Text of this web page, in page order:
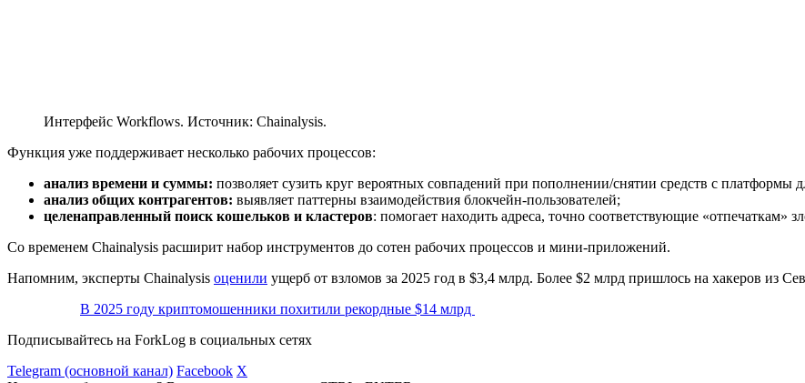
Интерфейс Workflows. Источник: Chainalysis.
Функция уже поддерживает несколько рабочих процессов:
анализ времени и суммы: позволяет сузить круг вероятных совпадений при пополнении/снятии средств с
анализ общих контрагентов: выявляет паттерны взаимодействия блокчейн-пользователей;
целенаправленный поиск кошельков и кластеров: помогает находить адреса, точно соответствующие «отпечаткам»
Со временем Chainalysis расширит набор инструментов до сотен рабочих процессов и мини-приложений.
Напомним, эксперты Chainalysis оценили ущерб от взломов за 2025 год в $3,4 млрд. Более $2 млрд пришлось на хакеров из
В 2025 году криптомошенники похитили рекордные $14 млрд
Подписывайтесь на ForkLog в социальных сетях
Telegram (основной канал) Facebook X